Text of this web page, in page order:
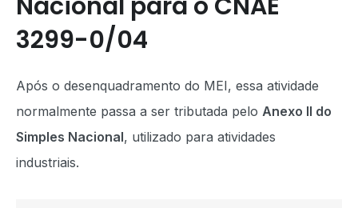
3299-0/04
Após o desenquadramento do MEI, essa atividade
normalmente passa a ser tributada pelo Anexo II do
Simples Nacional, utilizado para atividades
industriais.